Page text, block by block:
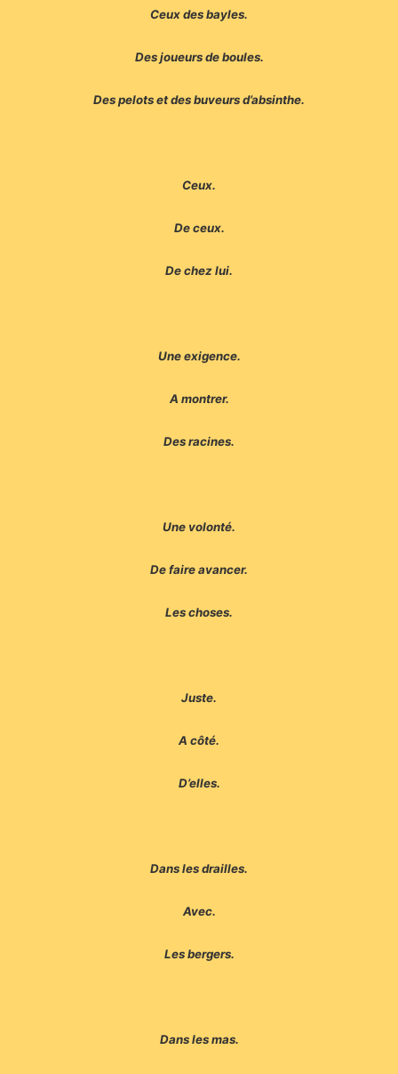
Ceux des bayles.
Des joueurs de boules.
Des pelots et des buveurs d’absinthe.
Ceux.
De ceux.
De chez lui.
Une exigence.
A montrer.
Des racines.
Une volonté.
De faire avancer.
Les choses.
Juste.
A côté.
D’elles.
Dans les drailles.
Avec.
Les bergers.
Dans les mas.